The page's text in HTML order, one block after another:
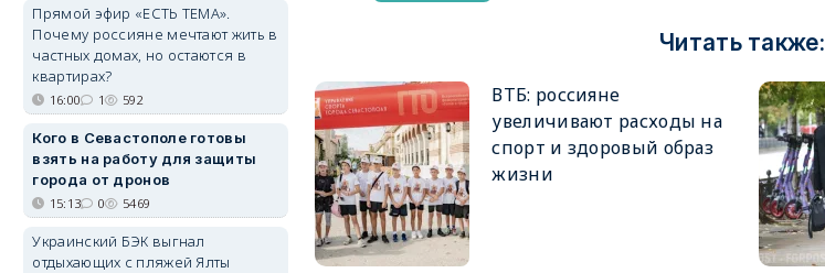
Читать также:
ВТБ: россияне
увеличивают расходы на
спорт и здоровый образ
жизни
Прямой эфир «ЕСТЬ ТЕМА».
Почему россияне мечтают жить в
частных домах, но остаются в
квартирах?
16:00 1 592
Кого в Севастополе готовы
взять на работу для защиты
города от дронов
15:13 0 5469
Украинский БЭК выгнал
отдыхающих с пляжей Ялты